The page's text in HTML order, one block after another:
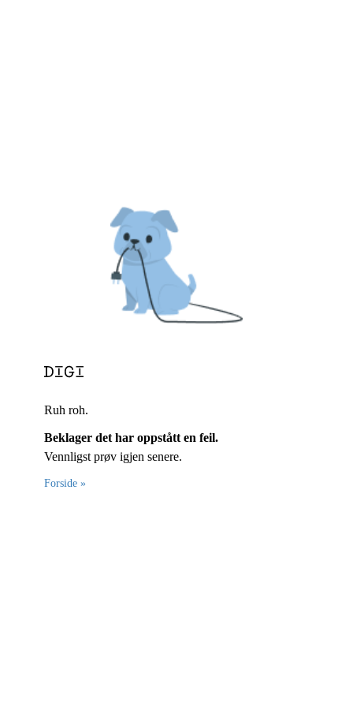
Ruh roh.
Beklager det har oppstått en feil.
Vennligst prøv igjen senere.
Forside »